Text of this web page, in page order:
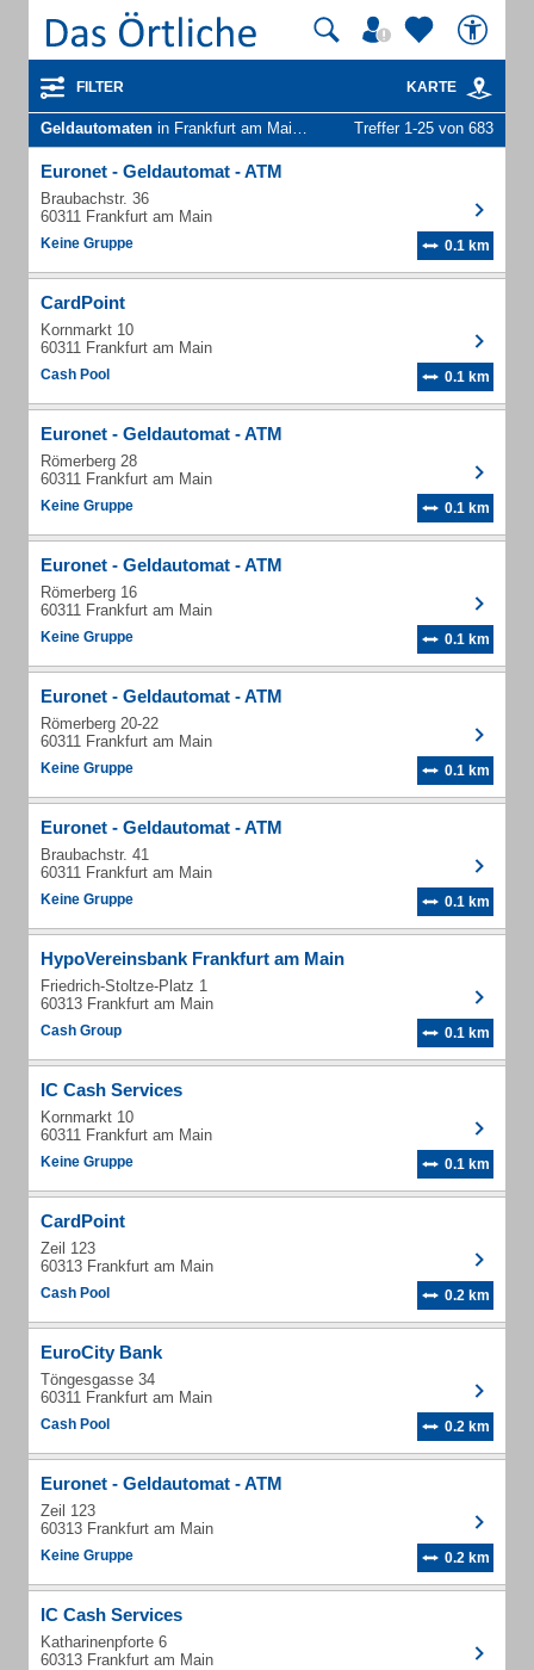
FILTER KARTE
Geldautomaten in Frankfurt am Main (Altstadt) Treffer 1-25 von 683
Euronet - Geldautomat - ATM
Braubachstr. 36
60311 Frankfurt am Main
Keine Gruppe 0.1 km
CardPoint
Kornmarkt 10
60311 Frankfurt am Main
Cash Pool 0.1 km
Euronet - Geldautomat - ATM
Römerberg 28
60311 Frankfurt am Main
Keine Gruppe 0.1 km
Euronet - Geldautomat - ATM
Römerberg 16
60311 Frankfurt am Main
Keine Gruppe 0.1 km
Euronet - Geldautomat - ATM
Römerberg 20-22
60311 Frankfurt am Main
Keine Gruppe 0.1 km
Euronet - Geldautomat - ATM
Braubachstr. 41
60311 Frankfurt am Main
Keine Gruppe 0.1 km
HypoVereinsbank Frankfurt am Main
Friedrich-Stoltze-Platz 1
60313 Frankfurt am Main
Cash Group 0.1 km
IC Cash Services
Kornmarkt 10
60311 Frankfurt am Main
Keine Gruppe 0.1 km
CardPoint
Zeil 123
60313 Frankfurt am Main
Cash Pool 0.2 km
EuroCity Bank
Töngesgasse 34
60311 Frankfurt am Main
Cash Pool 0.2 km
Euronet - Geldautomat - ATM
Zeil 123
60313 Frankfurt am Main
Keine Gruppe 0.2 km
IC Cash Services
Katharinenpforte 6
60313 Frankfurt am Main